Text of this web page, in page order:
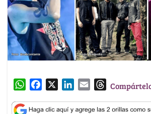
W
a
c
n
a
T
r